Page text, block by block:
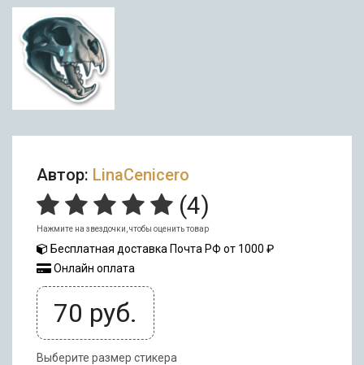
Автор: LinaCenicero
(4)
Нажмите на звездочки, чтобы оценить товар
Бесплатная доставка Почта РФ от 1000 ₽
Онлайн оплата
70 руб.
Выберите размер стикера